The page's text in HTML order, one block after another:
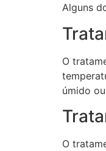
Alguns
O
úmido
O